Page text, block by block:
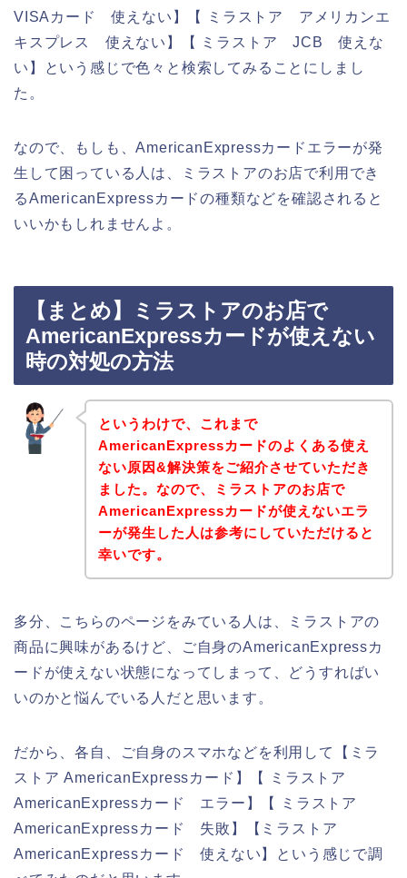
VISAカード 使えない】【 ミラストア アメリカンエ
キスプレス 使えない】【 ミラストア JCB 使えな
い】という感じで色々と検索してみることにしまし
た。
なので、もしも、AmericanExpressカードエラーが発
生して困っている人は、ミラストアのお店で利用でき
るAmericanExpressカードの種類などを確認されると
いいかもしれませんよ。
【まとめ】ミラストアのお店で
AmericanExpressカードが使えない
時の対処の方法
というわけで、これまで
AmericanExpressカードのよくある使え
ない原因&解決策をご紹介させていただき
ました。なので、ミラストアのお店で
AmericanExpressカードが使えないエラ
ーが発生した人は参考にしていただけると
幸いです。
多分、こちらのページをみている人は、ミラストアの
商品に興味があるけど、ご自身のAmericanExpressカ
ードが使えない状態になってしまって、どうすればい
いのかと悩んでいる人だと思います。
だから、各自、ご自身のスマホなどを利用して【ミラ
ストア AmericanExpressカード】【 ミラストア
AmericanExpressカード エラー】【 ミラストア
AmericanExpressカード 失敗】【ミラストア
AmericanExpressカード 使えない】という感じで調